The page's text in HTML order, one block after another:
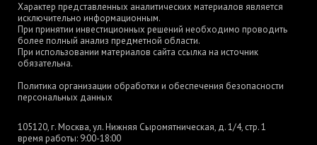
Характер представленных аналитических материалов является
исключительно информационным.
При принятии инвестиционных решений необходимо проводить
более полный анализ предметной области.
При использовании материалов сайта ссылка на источник
обязательна.
Политика организации обработки и обеспечения безопасности
персональных данных
105120, г. Москва, ул. Нижняя Сыромятническая, д. 1/4, стр. 1
время работы: 9:00-18:00